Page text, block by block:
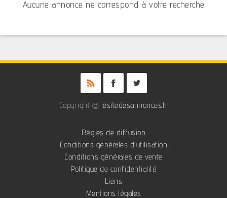
Aucune annonce ne correspond à votre recherche
Copyright © lesitedesannonces.fr
Règles de diffusion
Conditions générales d'utilisation
Conditions générales de vente
Politique de confidentialité
Liens
Mentions légales